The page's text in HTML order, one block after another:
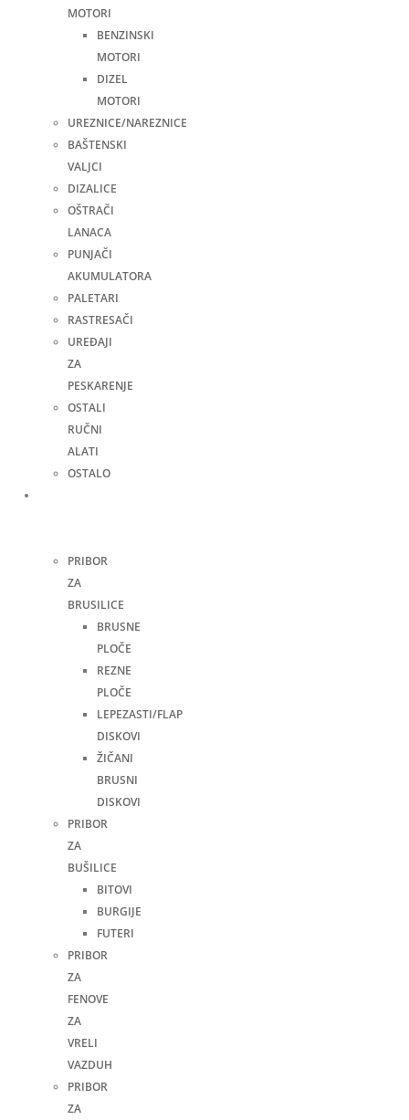
MOTORI
BENZINSKI
MOTORI
DIZEL
MOTORI
UREZNICE/NAREZNICE
BAŠTENSKI
VALJCI
DIZALICE
OŠTRAČI
LANACA
PUNJAČI
AKUMULATORA
PALETARI
RASTRESAČI
UREĐAJI
ZA
PESKARENJE
OSTALI
RUČNI
ALATI
OSTALO
PRIBOR
ZA
BRUSILICE
BRUSNE
PLOČE
REZNE
PLOČE
LEPEZASTI/FLAP
DISKOVI
ŽIČANI
BRUSNI
DISKOVI
PRIBOR
ZA
BUŠILICE
BITOVI
BURGIJE
FUTERI
PRIBOR
ZA
FENOVE
ZA
VRELI
VAZDUH
PRIBOR
ZA